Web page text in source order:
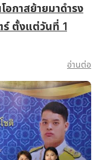
กาสย้ายมาดำรง
ร์ ตั้งแต่วันที่ 1
อ่านต่อ